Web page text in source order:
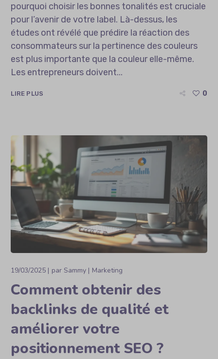
pourquoi choisir les bonnes tonalités est cruciale
pour l’avenir de votre label. Là-dessus, les
études ont révélé que prédire la réaction des
consommateurs sur la pertinence des couleurs
est plus importante que la couleur elle-même.
Les entrepreneurs doivent...
LIRE PLUS 0
19/03/2025 parSammy Marketing
Comment obtenir des
backlinks de qualité et
améliorer votre
positionnement SEO ?